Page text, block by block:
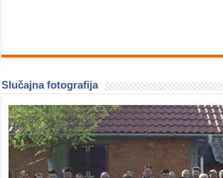
Slučajna fotografija